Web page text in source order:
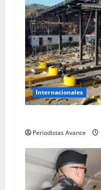
Internacionales
Periodistas Avance